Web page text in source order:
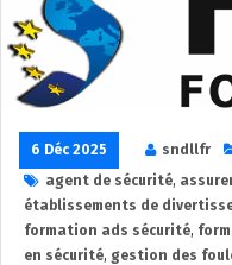
6 Déc 2025 sndllfr
agent de sécurité,
établissements de
formation ads sécurité,
en sécurité, gestion des